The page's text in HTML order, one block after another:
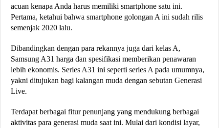
acuan kenapa Anda harus memiliki smartphone satu ini.
Pertama, ketahui bahwa smartphone golongan A ini sudah rilis
semenjak 2020 lalu.
Dibandingkan dengan para rekannya juga dari kelas A,
Samsung A31 harga dan spesifikasi memberikan penawaran
lebih ekonomis. Series A31 ini seperti series A pada umumnya,
yakni ditujukan bagi kalangan muda dengan sebutan Generasi
Live.
Terdapat berbagai fitur penunjang yang mendukung berbagai
aktivitas para generasi muda saat ini. Mulai dari kondisi layar,